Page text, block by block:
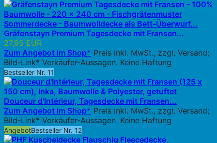
Gräfenstayn Premium Tagesdecke mit Fransen...
27,95 EUR
Zum Angebot im Shop* Preis inkl. MwSt., zzgl. Versand;
Bild-Link* Verkäufer-Aussagen. Keine Haftung
Bestseller Nr. 11
Douceur d'Intérieur, Tagesdecke mit Fransen...
Zum Angebot im Shop* Preis inkl. MwSt., zzgl. Versand;
Bild-Link* Verkäufer-Aussagen. Keine Haftung
AngebotBestseller Nr. 12